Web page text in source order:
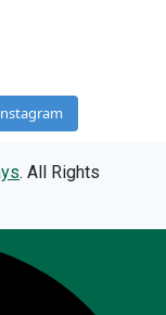
. All Rights